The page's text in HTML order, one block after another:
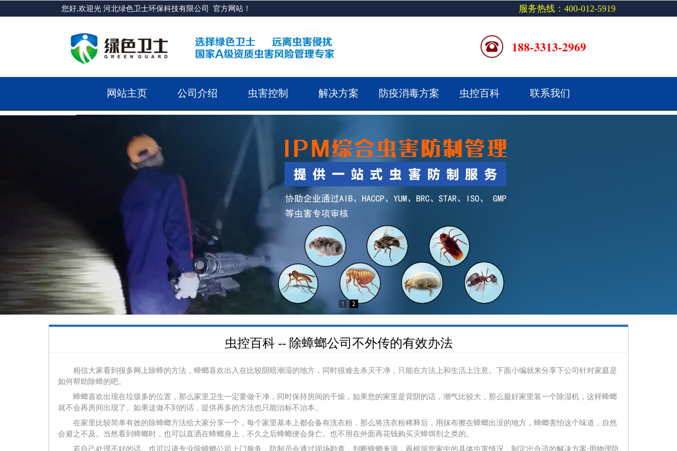
您好,欢迎光 河北绿色卫士环保科技有限公司 官方网站！ 服务热线：400-012-5919
188-3313-2969
网站主页 公司介绍 虫害控制 解决方案 防疫消毒方案 虫控百科 联系我们
虫控百科 -- 除蟑螂公司不外传的有效办法
相信大家看到很多网上除蟑的方法，蟑螂喜欢出入在比较阴暗潮湿的地方，同时很难去杀灭干净，只能在方法上和生活上注意。下面小编就来分享下公司针对家庭是
如何帮助除蟑的吧。
蟑螂喜欢出现在垃圾多的位置，那么家里卫生一定要做干净，同时保持房间的干燥，如果您的家里是背阴的话，潮气比较大，那么最好家里装一个除湿机，这样蟑螂
就不会再房间出现了。如果这做不到的话，提供再多的方法也只能治标不治本。
在家里比较简单有效的除蟑螂方法给大家分享一个，每个家里基本上都会备有洗衣粉，那么将洗衣粉稀释后，用抹布擦在蟑螂出没的地方，蟑螂害怕这个味道，自然
会避之不及。当然看到蟑螂时，也可以直洒在蟑螂身上，不久之后蟑螂便会身亡。也不用在外面再花钱购买灭蟑饵剂之类的。
若自己处理不好的话，也可以请专业除蟑螂公司上门服务，防制员会通过现场勘查，判断蟑螂来源，再根据您家中的具体虫害情况，制定出合适的解决方案;用物理防